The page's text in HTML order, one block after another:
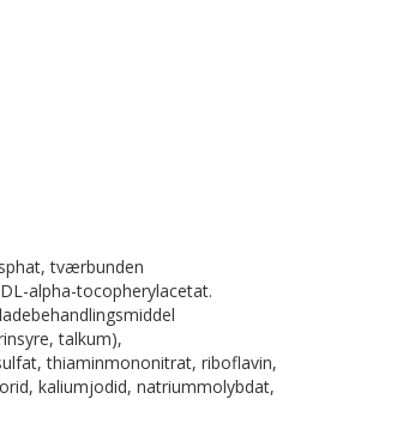
tværbunden
alpha-tocopherylacetat.
talkum),
thiaminmononitrat, riboflavin,
kaliumjodid, natriummolybdat,